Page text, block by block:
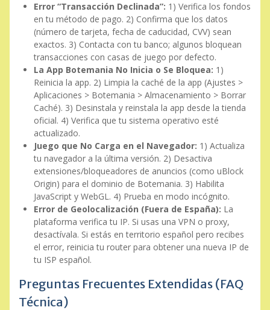
Error “Transacción Declinada”: 1) Verifica los fondos
en tu método de pago. 2) Confirma que los datos
(número de tarjeta, fecha de caducidad, CVV) sean
exactos. 3) Contacta con tu banco; algunos bloquean
transacciones con casas de juego por defecto.
La App Botemania No Inicia o Se Bloquea: 1)
Reinicia la app. 2) Limpia la caché de la app (Ajustes >
Aplicaciones > Botemania > Almacenamiento > Borrar
Caché). 3) Desinstala y reinstala la app desde la tienda
oficial. 4) Verifica que tu sistema operativo esté
actualizado.
Juego que No Carga en el Navegador: 1) Actualiza
tu navegador a la última versión. 2) Desactiva
extensiones/bloqueadores de anuncios (como uBlock
Origin) para el dominio de Botemania. 3) Habilita
JavaScript y WebGL. 4) Prueba en modo incógnito.
Error de Geolocalización (Fuera de España): La
plataforma verifica tu IP. Si usas una VPN o proxy,
desactívala. Si estás en territorio español pero recibes
el error, reinicia tu router para obtener una nueva IP de
tu ISP español.
Preguntas Frecuentes Extendidas (FAQ
Técnica)